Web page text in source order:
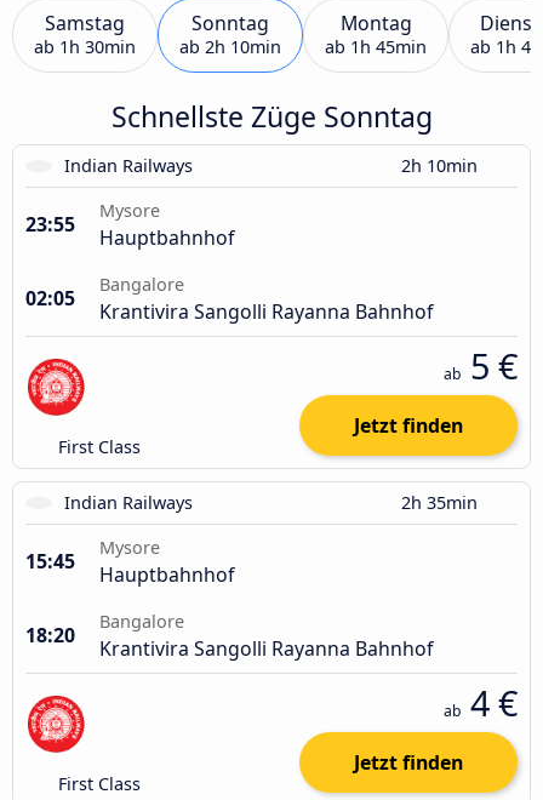
Samstag
ab 1h 30min
Sonntag
ab 2h 10min
Montag
ab 1h 45min ab 1h
Schnellste Züge Sonntag
Indian Railways 2h 10min
23:55
Mysore
Hauptbahnhof
02:05
Bangalore
Krantivira Sangolli Rayanna Bahnhof
First Class
ab 5 €
Jetzt finden
Indian Railways 2h 35min
15:45
Mysore
Hauptbahnhof
18:20
Bangalore
Krantivira Sangolli Rayanna Bahnhof
First Class
ab 4 €
Jetzt finden